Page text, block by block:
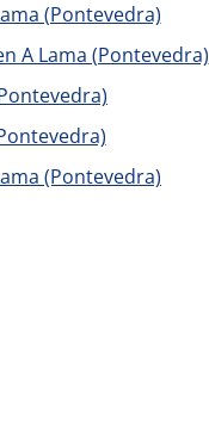
(Pontevedra)
A Lama (Pontevedra)
(Pontevedra)